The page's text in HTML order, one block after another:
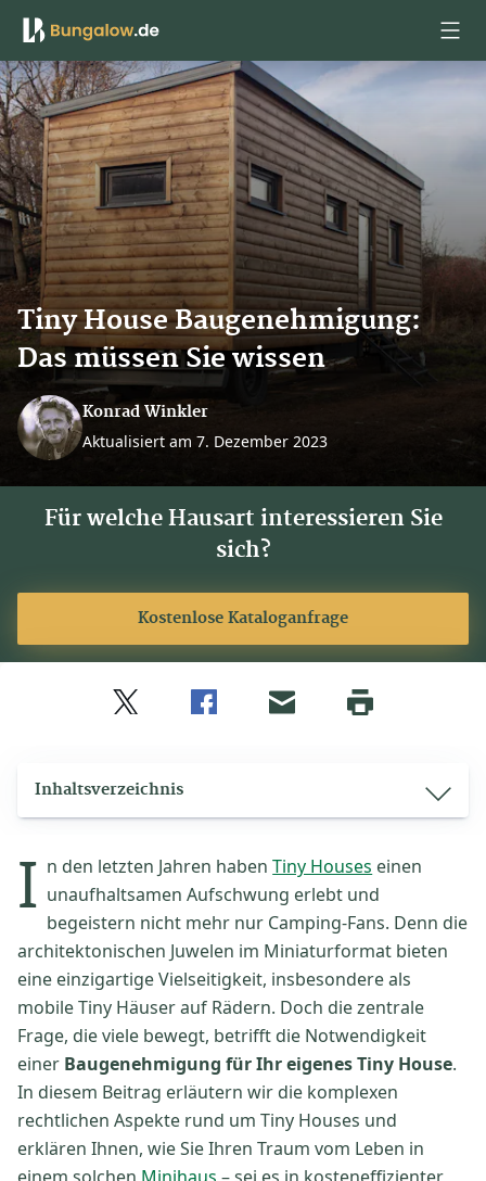
Anmelden
Tiny House Baugenehmigung:
Das müssen Sie wissen
Konrad Winkler
Aktualisiert am 7. Dezember 2023
Für welche Hausart interessieren Sie
sich?
Kostenlose Kataloganfrage
Inhaltsverzeichnis
I n den letzten Jahren habenTiny Houses einen
unaufhaltsamen Aufschwung erlebt und
begeistern nicht mehr nur Camping-Fans. Denn die
architektonischen Juwelen im Miniaturformat bieten
eine einzigartige Vielseitigkeit, insbesondere als
mobile Tiny Häuser auf Rädern. Doch die zentrale
Frage, die viele bewegt, betrifft die Notwendigkeit
einer Baugenehmigung für Ihr eigenes Tiny House.
In diesem Beitrag erläutern wir die komplexen
rechtlichen Aspekte rund um Tiny Houses und
erklären Ihnen, wie Sie Ihren Traum vom Leben in